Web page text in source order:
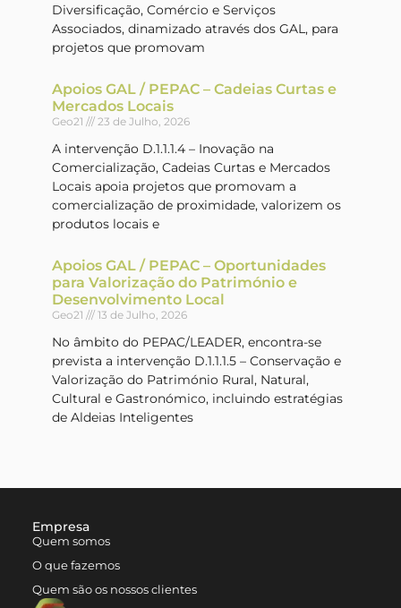
Diversificação, Comércio e Serviços
Associados, dinamizado através dos GAL, para
projetos que promovam
Apoios GAL / PEPAC – Cadeias Curtas e
Mercados Locais
Geo21 23 de Julho, 2026
A intervenção D.1.1.1.4 – Inovação na
Comercialização, Cadeias Curtas e Mercados
Locais apoia projetos que promovam a
comercialização de proximidade, valorizem os
produtos locais e
Apoios GAL / PEPAC – Oportunidades
para Valorização do Património e
Desenvolvimento Local
Geo21 13 de Julho, 2026
No âmbito do PEPAC/LEADER, encontra-se
prevista a intervenção D.1.1.1.5 – Conservação e
Valorização do Património Rural, Natural,
Cultural e Gastronómico, incluindo estratégias
de Aldeias Inteligentes
Empresa
Quem somos
O que fazemos
Quem são os nossos clientes